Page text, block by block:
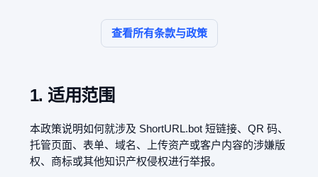
查看所有条款与政策
1. 适用范围
本政策说明如何就涉及 ShortURL.bot 短链接、QR 码、
托管页面、表单、域名、上传资产或客户内容的涉嫌版
权、商标或其他知识产权侵权进行举报。